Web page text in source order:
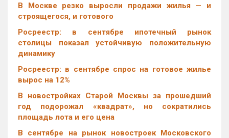
В Москве резко выросли продажи жилья — и
строящегося, и готового
Росреестр: в сентябре ипотечный рынок
столицы показал устойчивую положительную
динамику
Росреестр: в сентябре спрос на готовое жилье
вырос на 12%
В новостройках Старой Москвы за прошедший
год подорожал «квадрат», но сократились
площадь лота и его цена
В сентябре на рынок новостроек Московского